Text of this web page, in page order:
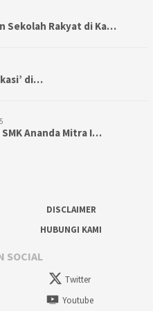
Sekolah Rakyat di Ka…
di…
Ananda Mitra I…
DISCLAIMER
HUBUNGI KAMI
SOCIAL
Twitter
Youtube